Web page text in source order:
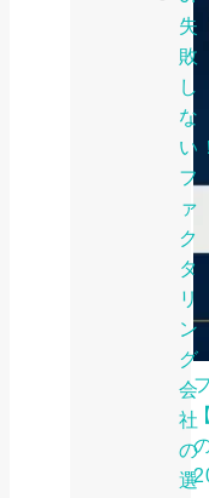
失
敗
し
な
い！
フ
ァ
ク
タ
リ
ン
グ
会
社
の
選